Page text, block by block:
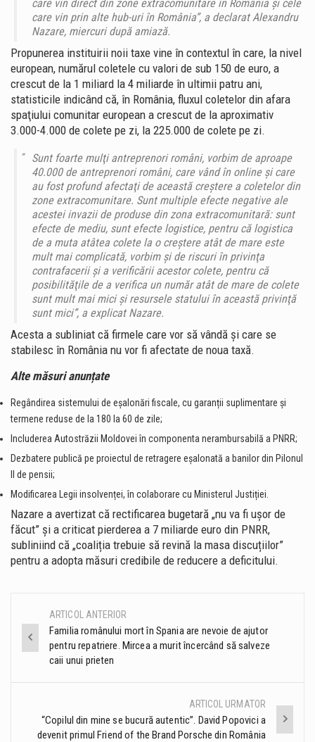
care vin direct din zone extracomunitare în România şi cele
care vin prin alte hub-uri în România”, a declarat Alexandru
Nazare, miercuri după amiază.
Propunerea instituirii noii taxe vine în contextul în care, la nivel
european, numărul coletele cu valori de sub 150 de euro, a
crescut de la 1 miliard la 4 miliarde în ultimii patru ani,
statisticile indicând că, în România, fluxul coletelor din afara
spaţiului comunitar european a crescut de la aproximativ
3.000-4.000 de colete pe zi, la 225.000 de colete pe zi.
Sunt foarte mulţi antreprenori români, vorbim de aproape
40.000 de antreprenori români, care vând în online şi care
au fost profund afectaţi de această creştere a coletelor din
zone extracomunitare. Sunt multiple efecte negative ale
acestei invazii de produse din zona extracomunitară: sunt
efecte de mediu, sunt efecte logistice, pentru că logistica
de a muta atâtea colete la o creştere atât de mare este
mult mai complicată, vorbim şi de riscuri în privinţa
contrafacerii şi a verificării acestor colete, pentru că
posibilităţile de a verifica un număr atât de mare de colete
sunt mult mai mici şi resursele statului în această privinţă
sunt mici”, a explicat Nazare.
Acesta a subliniat că firmele care vor să vândă şi care se
stabilesc în România nu vor fi afectate de noua taxă.
Alte măsuri anunțate
Regândirea sistemului de eșalonări fiscale, cu garanții suplimentare și
termene reduse de la 180 la 60 de zile;
Includerea Autostrăzii Moldovei în componenta nerambursabilă a PNRR;
Dezbatere publică pe proiectul de retragere eșalonată a banilor din Pilonul
II de pensii;
Modificarea Legii insolvenței, în colaborare cu Ministerul Justiției.
Nazare a avertizat că rectificarea bugetară „nu va fi ușor de
făcut” și a criticat pierderea a 7 miliarde euro din PNRR,
subliniind că „coaliția trebuie să revină la masa discuțiilor”
pentru a adopta măsuri credibile de reducere a deficitului.
Post
navigation
ARTICOL ANTERIOR
Familia românului mort în Spania are nevoie de ajutor
pentru repatriere. Mircea a murit încercând să salveze
caii unui prieten
ARTICOL URMATOR
“Copilul din mine se bucură autentic”. David Popovici a
devenit primul Friend of the Brand Porsche din România